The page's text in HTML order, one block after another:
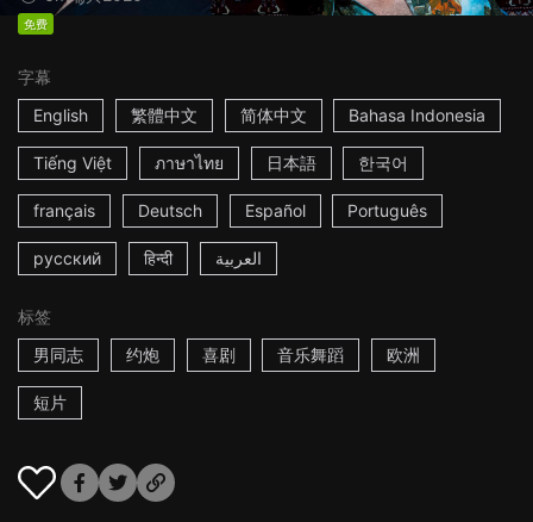
免费
字幕
English
繁體中文 简体中文 Bahasa Indonesia
Tiếng Việt ภาษาไทย 日本語 한국어
français Deutsch Español Português
русский हिन्दी العربية
标签
男同志
约炮 喜剧 音乐舞蹈 欧洲
短片